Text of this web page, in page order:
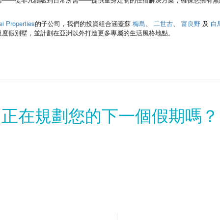
Properties的子公司，我們的投資組合涵蓋蘇 梅島、 二世古、 富良野 及 白
假別墅，並計劃在亞洲以外打造更多專屬的生活風格地點。
正在規劃您的下一個假期嗎？